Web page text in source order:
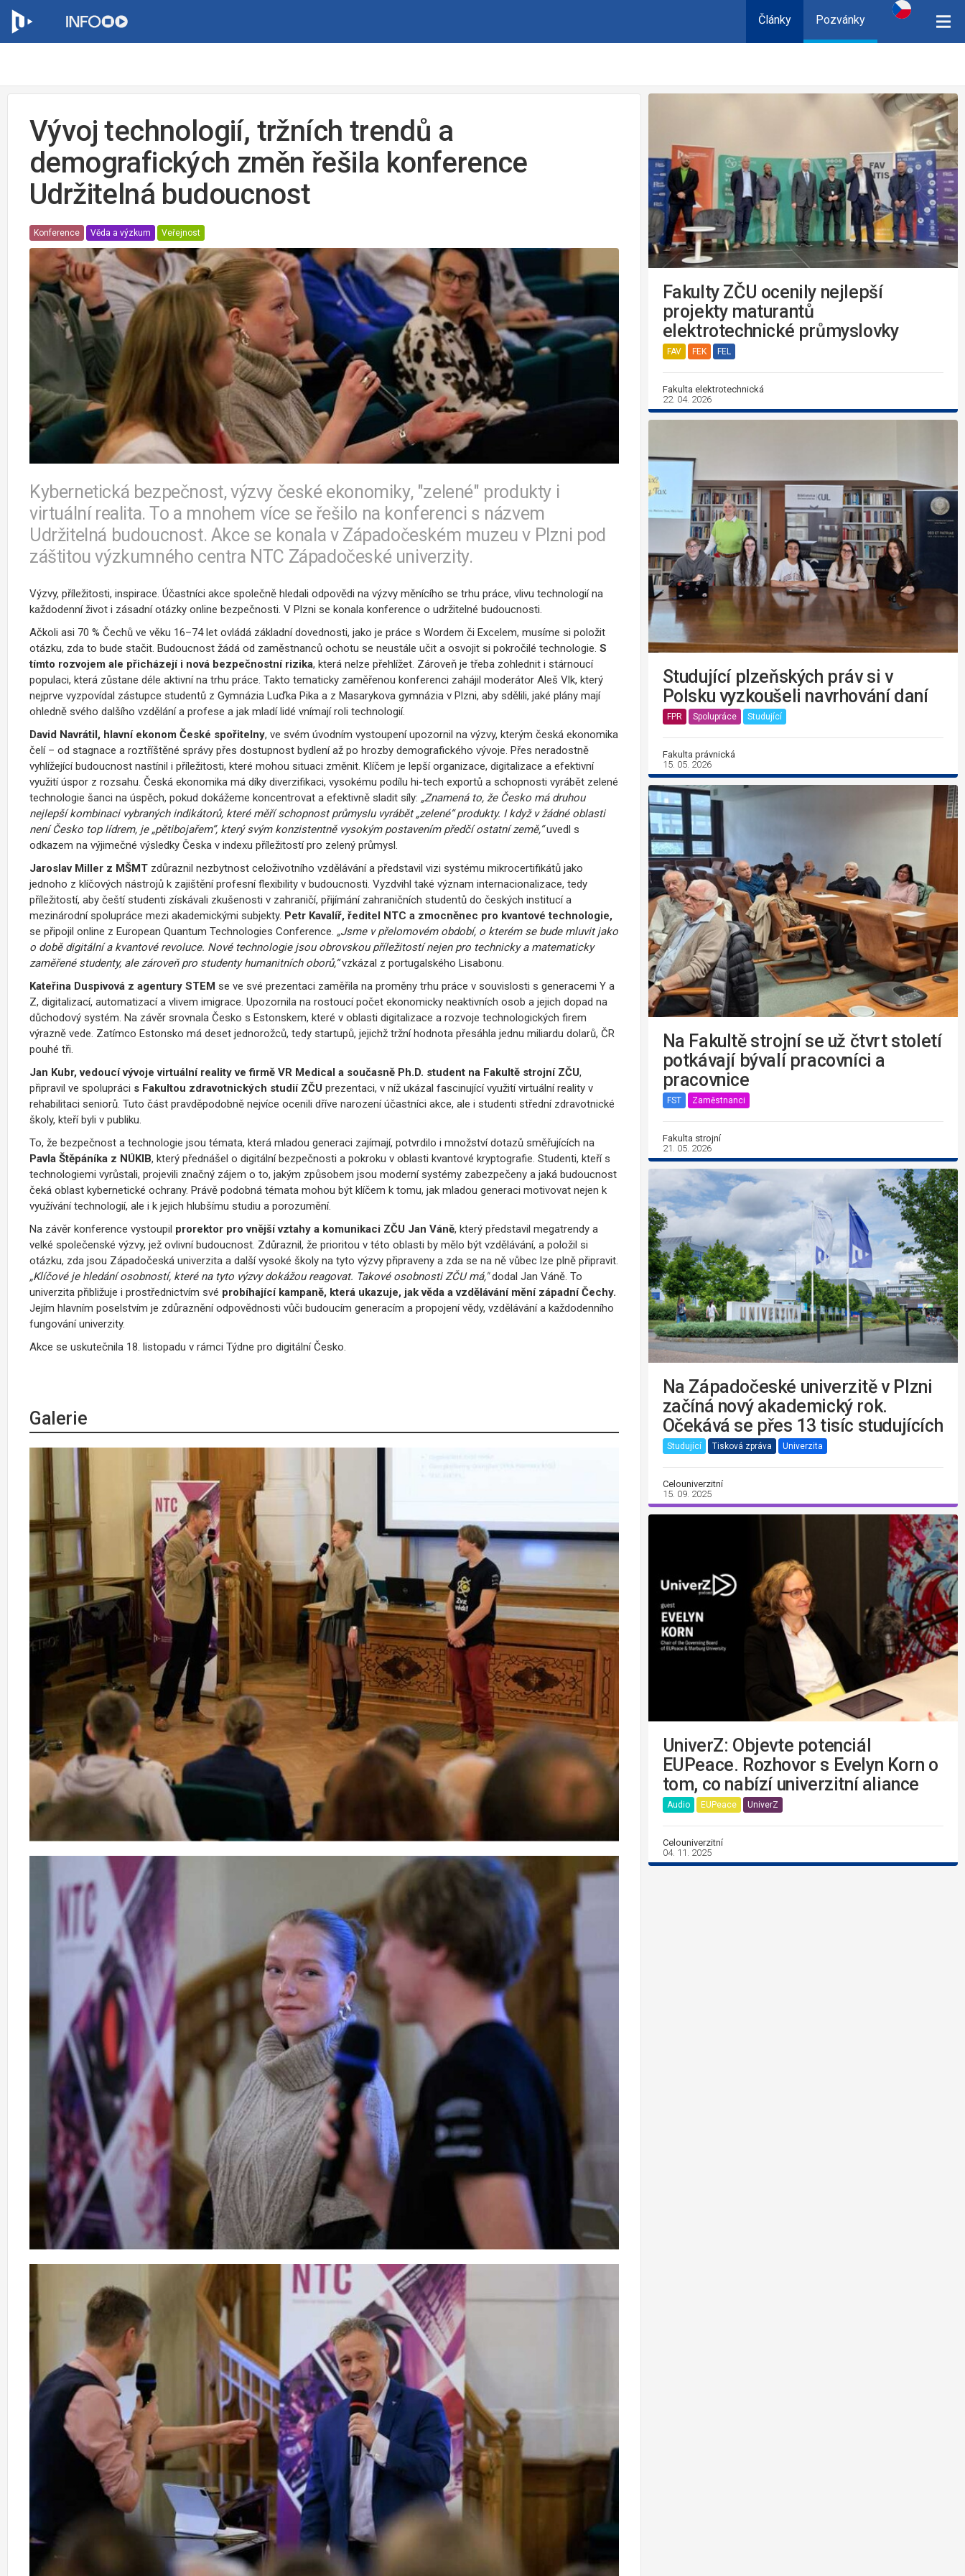
Články Pozvánky
Vývoj technologií, tržních trendů a
demografických změn řešila konference
Udržitelná budoucnost
Konference Věda a výzkum Veřejnost
Kybernetická bezpečnost, výzvy české ekonomiky, "zelené" produkty i
virtuální realita. To a mnohem více se řešilo na konferenci s názvem
Udržitelná budoucnost. Akce se konala v Západočeském muzeu v Plzni pod
záštitou výzkumného centra NTC Západočeské univerzity.
Výzvy, příležitosti, inspirace. Účastníci akce společně hledali odpovědi na výzvy měnícího se trhu práce, vlivu technologií na
každodenní život i zásadní otázky online bezpečnosti. V Plzni se konala konference o udržitelné budoucnosti.
Ačkoli asi 70 % Čechů ve věku 16–74 let ovládá základní dovednosti, jako je práce s Wordem či Excelem, musíme si položit
otázku, zda to bude stačit. Budoucnost žádá od zaměstnanců ochotu se neustále učit a osvojit si pokročilé technologie. S
tímto rozvojem ale přicházejí i nová bezpečnostní rizika, která nelze přehlížet. Zároveň je třeba zohlednit i stárnoucí
populaci, která zůstane déle aktivní na trhu práce. Takto tematicky zaměřenou konferenci zahájil moderátor Aleš Vlk, který
nejprve vyzpovídal zástupce studentů z Gymnázia Luďka Pika a z Masarykova gymnázia v Plzni, aby sdělili, jaké plány mají
ohledně svého dalšího vzdělání a profese a jak mladí lidé vnímají roli technologií.
David Navrátil, hlavní ekonom České spořitelny, ve svém úvodním vystoupení upozornil na výzvy, kterým česká ekonomika
čelí – od stagnace a roztříštěné správy přes dostupnost bydlení až po hrozby demografického vývoje. Přes neradostně
vyhlížející budoucnost nastínil i příležitosti, které mohou situaci změnit. Klíčem je lepší organizace, digitalizace a efektivní
využití úspor z rozsahu. Česká ekonomika má díky diverzifikaci, vysokému podílu hi-tech exportů a schopnosti vyrábět zelené
technologie šanci na úspěch, pokud dokážeme koncentrovat a efektivně sladit síly: „Znamená to, že Česko má druhou
nejlepší kombinaci vybraných indikátorů, které měří schopnost průmyslu vyrábět „zelené“ produkty. I když v žádné oblasti
není Česko top lídrem, je „pětibojařem“, který svým konzistentně vysokým postavením předčí ostatní země,“uvedl s
odkazem na výjimečné výsledky Česka v indexu příležitostí pro zelený průmysl.
Jaroslav Miller z MŠMT zdůraznil nezbytnost celoživotního vzdělávání a představil vizi systému mikrocertifikátů jako
jednoho z klíčových nástrojů k zajištění profesní flexibility v budoucnosti. Vyzdvihl také význam internacionalizace, tedy
příležitostí, aby čeští studenti získávali zkušenosti v zahraničí, přijímání zahraničních studentů do českých institucí a
mezinárodní spolupráce mezi akademickými subjekty. Petr Kavalíř, ředitel NTC a zmocněnec pro kvantové technologie,
se připojil online z European Quantum Technologies Conference. „Jsme v přelomovém období, o kterém se bude mluvit jako
o době digitální a kvantové revoluce. Nové technologie jsou obrovskou příležitostí nejen pro technicky a matematicky
zaměřené studenty, ale zároveň pro studenty humanitních oborů,“vzkázal z portugalského Lisabonu.
Kateřina Duspivová z agentury STEM se ve své prezentaci zaměřila na proměny trhu práce v souvislosti s generacemi Y a
Z, digitalizací, automatizací a vlivem imigrace. Upozornila na rostoucí počet ekonomicky neaktivních osob a jejich dopad na
důchodový systém. Na závěr srovnala Česko s Estonskem, které v oblasti digitalizace a rozvoje technologických firem
výrazně vede. Zatímco Estonsko má deset jednorožců, tedy startupů, jejichž tržní hodnota přesáhla jednu miliardu dolarů, ČR
pouhé tři.
Jan Kubr, vedoucí vývoje virtuální reality ve firmě VR Medical a současně Ph.D. student na Fakultě strojní ZČU,
připravil ve spolupráci s Fakultou zdravotnických studií ZČU prezentaci, v níž ukázal fascinující využití virtuální reality v
rehabilitaci seniorů. Tuto část pravděpodobně nejvíce ocenili dříve narození účastníci akce, ale i studenti střední zdravotnické
školy, kteří byli v publiku.
To, že bezpečnost a technologie jsou témata, která mladou generaci zajímají, potvrdilo i množství dotazů směřujících na
Pavla Štěpáníka z NÚKIB, který přednášel o digitální bezpečnosti a pokroku v oblasti kvantové kryptografie. Studenti, kteří s
technologiemi vyrůstali, projevili značný zájem o to, jakým způsobem jsou moderní systémy zabezpečeny a jaká budoucnost
čeká oblast kybernetické ochrany. Právě podobná témata mohou být klíčem k tomu, jak mladou generaci motivovat nejen k
využívání technologií, ale i k jejich hlubšímu studiu a porozumění.
Na závěr konference vystoupil prorektor pro vnější vztahy a komunikaci ZČU Jan Váně, který představil megatrendy a
velké společenské výzvy, jež ovlivní budoucnost. Zdůraznil, že prioritou v této oblasti by mělo být vzdělávání, a položil si
otázku, zda jsou Západočeská univerzita a další vysoké školy na tyto výzvy připraveny a zda se na ně vůbec lze plně připravit.
„Klíčové je hledání osobností, které na tyto výzvy dokážou reagovat. Takové osobnosti ZČU má,"dodal Jan Váně. To
univerzita přibližuje i prostřednictvím své probíhající kampaně, která ukazuje, jak věda a vzdělávání mění západní Čechy.
Jejím hlavním poselstvím je zdůraznění odpovědnosti vůči budoucím generacím a propojení vědy, vzdělávání a každodenního
fungování univerzity.
Akce se uskutečnila 18. listopadu v rámci Týdne pro digitální Česko.
Galerie
Fakulty ZČU ocenily nejlepší
projekty maturantů
elektrotechnické průmyslovky
FAV FEK FEL
Fakulta elektrotechnická
22. 04. 2026
Studující plzeňských práv si v
Polsku vyzkoušeli navrhování daní
FPR Spolupráce Studující
Fakulta právnická
15. 05. 2026
Na Fakultě strojní se už čtvrt století
potkávají bývalí pracovníci a
pracovnice
FST Zaměstnanci
Fakulta strojní
21. 05. 2026
Na Západočeské univerzitě v Plzni
začíná nový akademický rok.
Očekává se přes 13 tisíc studujících
Studující Tisková zpráva Univerzita
Celouniverzitní
15. 09. 2025
UniverZ: Objevte potenciál
EUPeace. Rozhovor s Evelyn Korn o
tom, co nabízí univerzitní aliance
Audio EUPeace UniverZ
Celouniverzitní
04. 11. 2025